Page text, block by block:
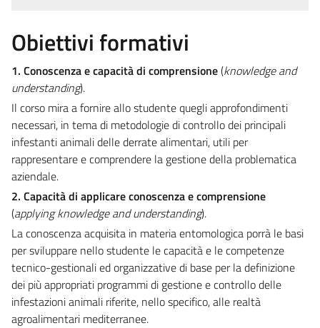
Obiettivi formativi
1. Conoscenza e capacità di comprensione(knowledge and
understanding).
Il corso mira a fornire allo studente quegli approfondimenti
necessari, in tema di metodologie di controllo dei principali
infestanti animali delle derrate alimentari, utili per
rappresentare e comprendere la gestione della problematica
aziendale.
2. Capacità di applicare conoscenza e comprensione
(applying knowledge and understanding).
La conoscenza acquisita in materia entomologica porrà le basi
per sviluppare nello studente le capacità e le competenze
tecnico-gestionali ed organizzative di base per la definizione
dei più appropriati programmi di gestione e controllo delle
infestazioni animali riferite, nello specifico, alle realtà
agroalimentari mediterranee.